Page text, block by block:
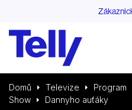
Domů Televize Program
Show
Dannyho auťáky